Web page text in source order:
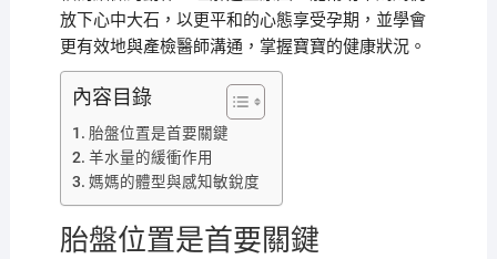
放下心中大石，以更平和的心態享受孕期，並學會
更有效地與產檢醫師溝通，掌握寶寶的健康狀況。
內容目錄
胎盤位置是首要關鍵
羊水量的緩衝作用
媽媽的體型與感知敏銳度
胎盤位置是首要關鍵